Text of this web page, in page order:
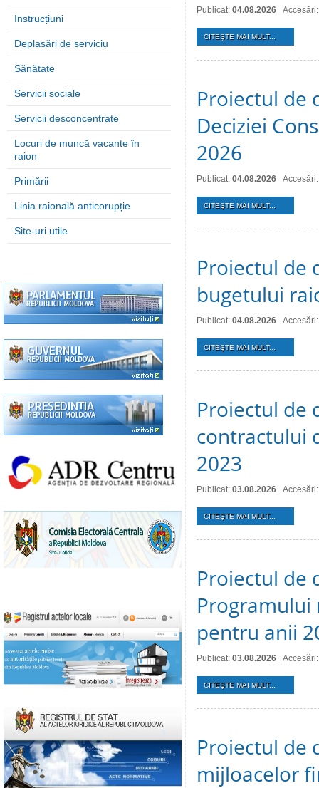
Instrucțiuni
Deplasări de serviciu
Sănătate
Servicii sociale
Servicii desconcentrate
Locuri de muncă vacante în
raion
Primării
Linia raională anticorupție
Site-uri utile
Publicat: 04.08.2026
CITEŞTE MAI MULT...
Proiectul de
Deciziei
2026
Publicat: 04.08.2026
CITEŞTE MAI MULT...
Proiectul de
bugetului
Publicat: 04.08.2026
CITEŞTE MAI MULT...
Proiectul de
contractului
2023
Publicat: 03.08.2026
CITEŞTE MAI MULT...
Proiectul de
Programului
pentru anii
Publicat: 03.08.2026
CITEŞTE MAI MULT...
Proiectul de
mijloacelor